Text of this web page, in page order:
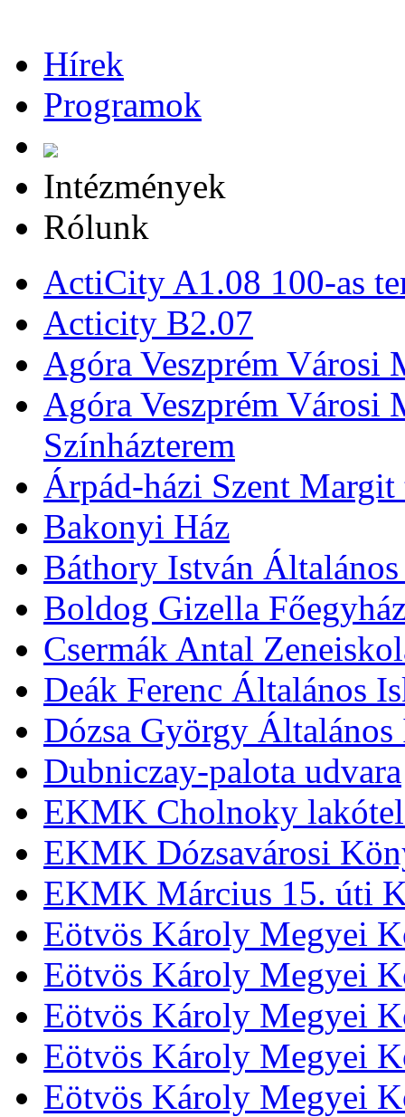
Hírek
Programok
Intézmények
Rólunk
ActiCity A1.08 100-as
Acticity B2.07
Agóra Veszprém Városi
Agóra Veszprém Városi
Színházterem
Árpád-házi Szent
Bakonyi Ház
Báthory István
Boldog Gizella
Csermák Antal
Deák Ferenc Általános
Dózsa György Általános
Dubniczay-palota udvara
EKMK Cholnoky
EKMK Dózsavárosi
EKMK Március 15. úti
Eötvös Károly Megyei
Eötvös Károly Megyei
Eötvös Károly Megyei
Eötvös Károly Megyei
Eötvös Károly Megyei